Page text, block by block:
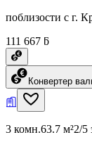
поблизости с г.
111 667 ƃ
Конвертер
3 комн.63.7 м²2/5